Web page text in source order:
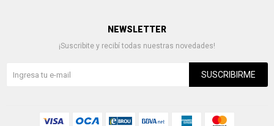
NEWSLETTER
¡Suscribite y recibí todas nuestras novedades!
SUSCRIBIRME